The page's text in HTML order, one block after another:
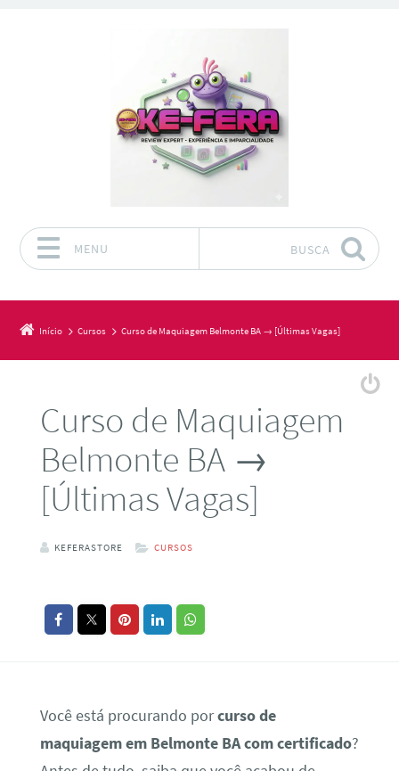
MENU BUSCA
Início Cursos Curso de Maquiagem Belmonte BA → [Últimas Vagas]
Curso de Maquiagem
Belmonte BA →
[Últimas Vagas]
KEFERASTORE CURSOS
Você está procurando porcurso de
maquiagem em Belmonte BA com certificado?